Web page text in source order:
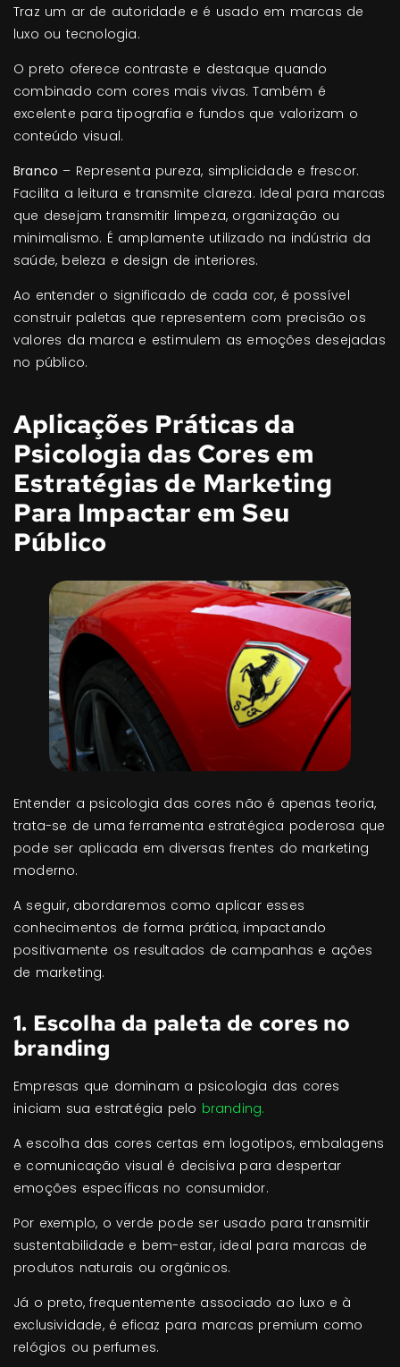
Traz um ar de autoridade e é usado em marcas de
luxo ou tecnologia.
O preto oferece contraste e destaque quando
combinado com cores mais vivas. Também é
excelente para tipografia e fundos que valorizam o
conteúdo visual.
Branco – Representa pureza, simplicidade e frescor.
Facilita a leitura e transmite clareza. Ideal para marcas
que desejam transmitir limpeza, organização ou
minimalismo. É amplamente utilizado na indústria da
saúde, beleza e design de interiores.
Ao entender o significado de cada cor, é possível
construir paletas que representem com precisão os
valores da marca e estimulem as emoções desejadas
no público.
Aplicações Práticas da
Psicologia das Cores em
Estratégias de Marketing
Para Impactar em Seu
Público
Entender a psicologia das cores não é apenas teoria,
trata-se de uma ferramenta estratégica poderosa que
pode ser aplicada em diversas frentes do marketing
moderno.
A seguir, abordaremos como aplicar esses
conhecimentos de forma prática, impactando
positivamente os resultados de campanhas e ações
de marketing.
1. Escolha da paleta de cores no
branding
Empresas que dominam a psicologia das cores
iniciam sua estratégia pelo branding.
A escolha das cores certas em logotipos, embalagens
e comunicação visual é decisiva para despertar
emoções específicas no consumidor.
Por exemplo, o verde pode ser usado para transmitir
sustentabilidade e bem-estar, ideal para marcas de
produtos naturais ou orgânicos.
Já o preto, frequentemente associado ao luxo e à
exclusividade, é eficaz para marcas premium como
relógios ou perfumes.